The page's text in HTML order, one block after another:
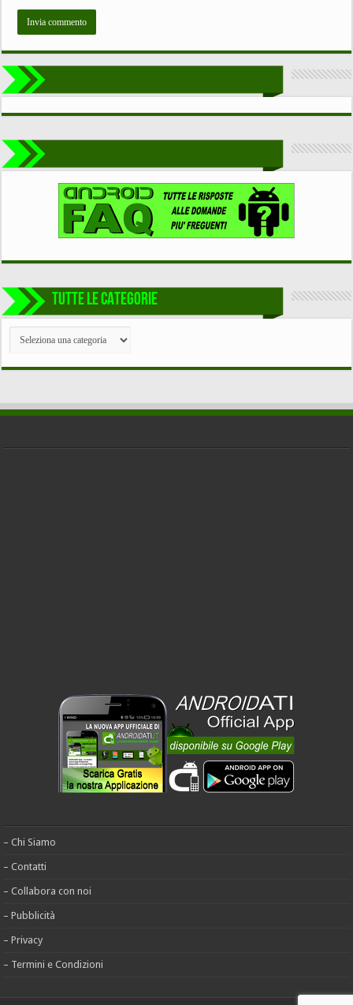
TUTTE LE CATEGORIE
TUTTE
CATEGORIE
– Chi Siamo
– Contatti
– Collabora con noi
– Pubblicità
– Privacy
– Termini e Condizioni